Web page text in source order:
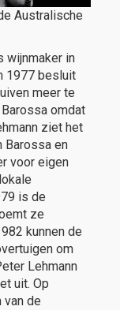
Australische
wijnmaker in
1977 besluit
meer te
omdat
ziet het
Barossa en
voor eigen
is de
ze
kunnen de
om
Lehmann
uit. Op
van de